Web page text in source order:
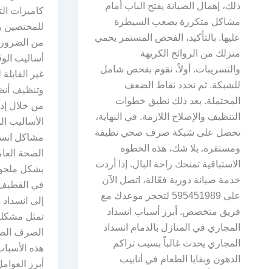
ذلك، إهمال الصيانة يفتح الباب أمام
مشاكل متكررة يصعب السيطرة
عليها. بالتأكيد، الفحص المستمر يحمي
منزلك من الروائح الكريهة
والتسريبات. أولاً، نقوم بفحص شامل
للشبكة. ثم نحدد نقاط الضعف
المحتملة. بعد ذلك نطبق خطوات
التنظيف والإصلاح اللازمة. في النهاية،
تحصل على شبكة صرف صحي نظيفة
ومستقرة. بلا شك، هذه الخطوة
الاستباقية تمنحك راحة البال. إذا أردت
خدمة صيانة دورية فعّالة، اتصل الآن
على 595451989 لتحجز موعدك مع
فريق متخصص. أبرز أسباب انسداد
المجاري في المنازل بالدمام انسداد
المجاري يحدث غالباً بسبب تراكم
الدهون وبقايا الطعام في أنابيب
كاميرات
للمختصين
من
أساليب
غير
وتنظيف
من خلال
الأساليب
مشاكل
الصحة
بشكل
في القطيف
إلى
تمثل
الصرف
هذه
أبرز